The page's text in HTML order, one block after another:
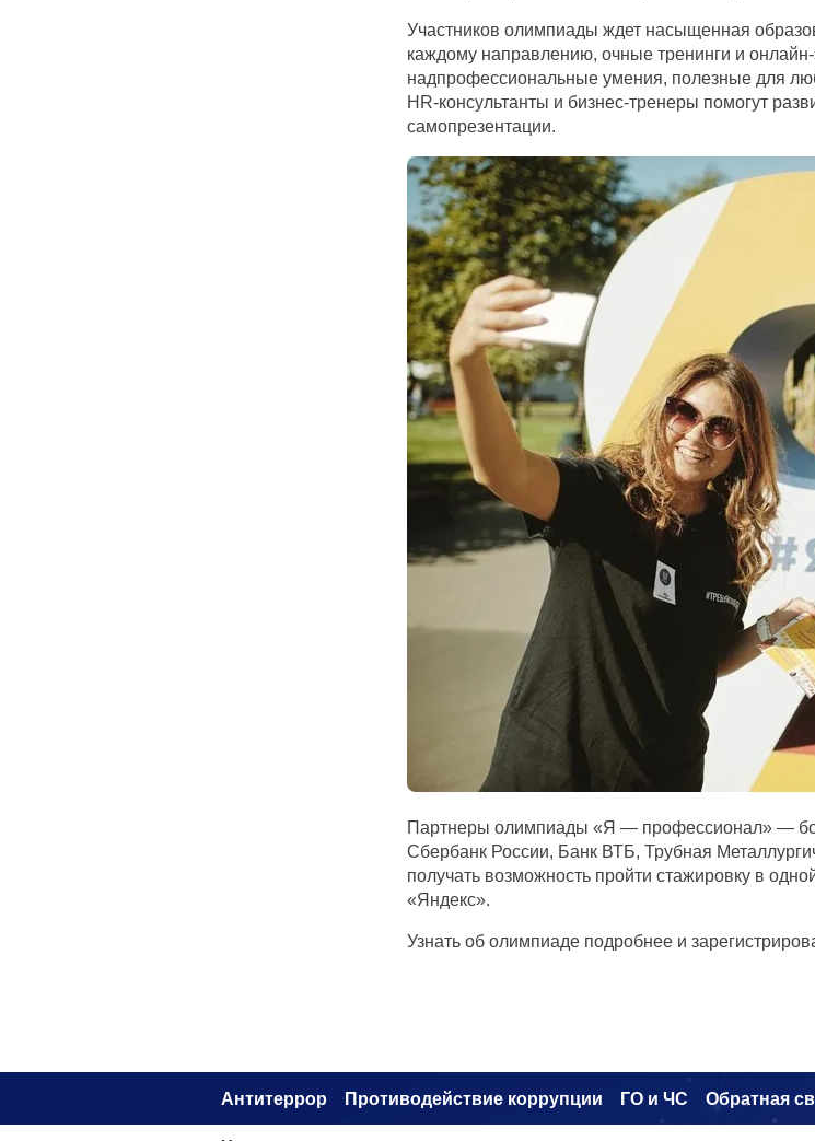
Участников олимпиады ждет насыщенная
каждому направлению, очные тренинги и
надпрофессиональные умения, полезные для
HR-консультанты и бизнес-тренеры помогут
самопрезентации.
Партнеры олимпиады «Я — профессионал» —
Сбербанк России, Банк ВТБ, Трубная
получать возможность пройти стажировку в
«Яндекс».
Узнать об олимпиаде подробнее и
Антитеррор Противодействие коррупции ГО и ЧС Обратная